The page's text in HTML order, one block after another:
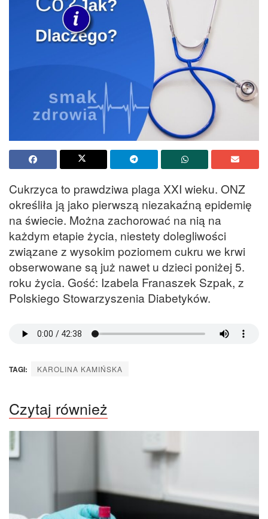
Cukrzyca to prawdziwa plaga XXI wieku. ONZ
określiła ją jako pierwszą niezakaźną epidemię
na świecie. Można zachorować na nią na
każdym etapie życia, niestety dolegliwości
związane z wysokim poziomem cukru we krwi
obserwowane są już nawet u dzieci poniżej 5.
roku życia. Gość: Izabela Franaszek Szpak, z
Polskiego Stowarzyszenia Diabetyków.
TAGI: KAROLINA KAMIŃSKA
Czytaj również